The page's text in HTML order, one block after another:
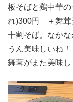
板そばと鶏中華
れ)300円 ＋舞
十割そば。なかな
うん美味しいね！
舞茸がまた美味し